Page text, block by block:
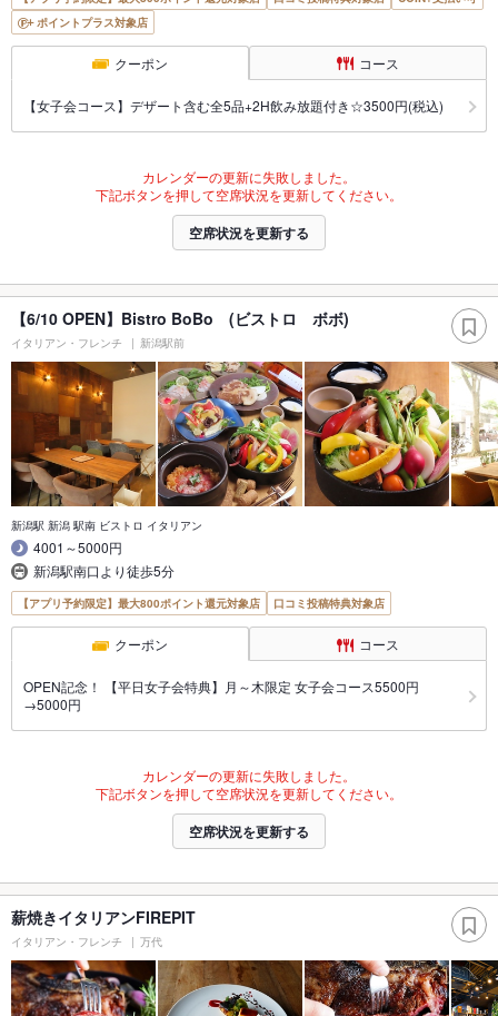
ポイントプラス対象店
クーポン コース
【女子会コース】デザート含む全5品+2H飲み放題付き☆3500円(税込)
カレンダーの更新に失敗しました。
下記ボタンを押して空席状況を更新してください。
空席状況を更新する
【6/10 OPEN】Bistro BoBo (ビストロ ボボ)
イタリアン・フレンチ 新潟駅前
新潟駅 新潟 駅南 ビストロ イタリアン
4001～5000円
新潟駅南口より徒歩5分
【アプリ予約限定】最大800ポイント還元対象店 口コミ投稿特典対象店
クーポン コース
OPEN記念！ 【平日女子会特典】月～木限定 女子会コース5500円
→5000円
カレンダーの更新に失敗しました。
下記ボタンを押して空席状況を更新してください。
空席状況を更新する
薪焼きイタリアンFIREPIT
イタリアン・フレンチ 万代